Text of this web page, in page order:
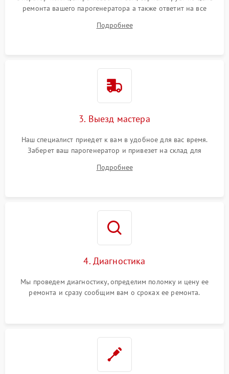
ремонта вашего парогенератора а также ответит на все
Подробнее
3. Выезд мастера
Наш специалист приедет к вам в удобное для вас время.
Заберет ваш парогенератор и привезет на склад для
Подробнее
4. Диагностика
Мы проведем диагностику, определим поломку и цену ее
ремонта и сразу сообщим вам о сроках ее ремонта.